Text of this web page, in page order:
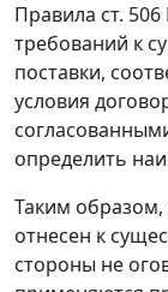
Правила ст.
требований к
поставки,
условия
определить
Таким образом,
отнесен к
стороны не